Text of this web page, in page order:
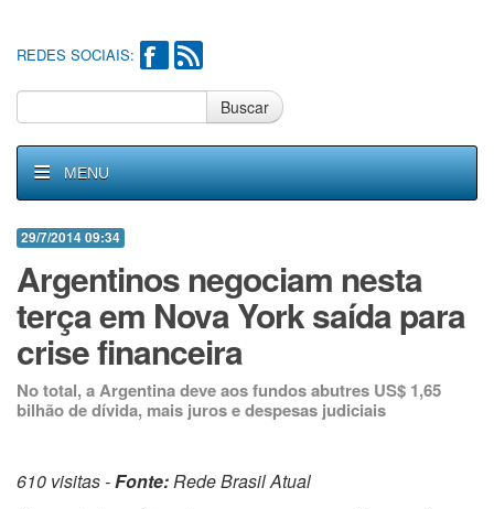
REDES SOCIAIS:
Buscar
MENU
29/7/2014 09:34
Argentinos negociam nesta
terça em Nova York saída para
crise financeira
No total, a Argentina deve aos fundos abutres US$ 1,65
bilhão de dívida, mais juros e despesas judiciais
610 visitas -Fonte:Rede Brasil Atual